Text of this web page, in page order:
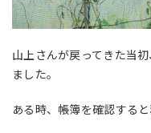
山上さんが戻ってきた当
ました。
ある時、帳簿を確認する